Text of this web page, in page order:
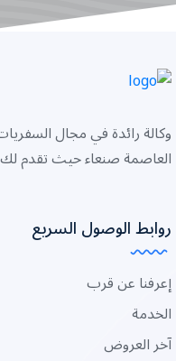
العاصمة صنعاء حيث تقدم
روابط الوصول السريع
إعرفنا عن قرب
الخدمة
آخر العروض